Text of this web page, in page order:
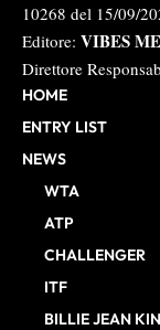
10268 del 15/09/
Editore: VIBES
Direttore
HOME
ENTRY LIST
NEWS
WTA
ATP
CHALLENGER
ITF
BILLIE JEAN